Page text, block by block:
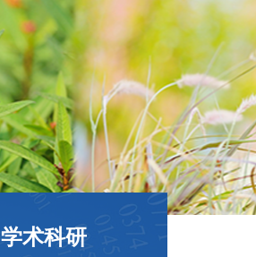
学院领导
各委员会
办事指南
行政团队
博导师资
硕导师资
退休教师
人才引进
政策文件
学术科研